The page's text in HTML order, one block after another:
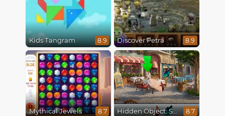
Kids Tangram 8.9 Discover Petra 8.9
Mythical Jewels 8.7 Hidden Object: Street Of Secrets 8.7